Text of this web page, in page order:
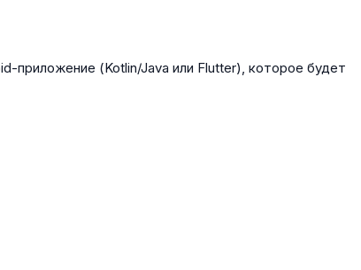
приложение (Kotlin/Java или Flutter), которое будет